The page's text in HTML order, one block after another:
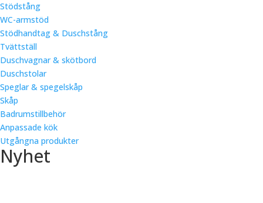
Stödstång
WC-armstöd
Stödhandtag & Duschstång
Tvättställ
Duschvagnar & skötbord
Duschstolar
Speglar & spegelskåp
Skåp
Badrumstillbehör
Anpassade kök
Utgångna produkter
Nyhet